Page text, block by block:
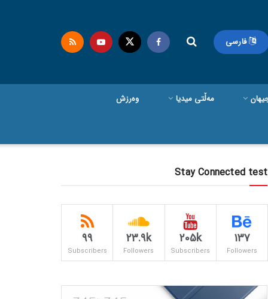
فارسی
مەڵتی میدیا وەرزش
Stay Connected test
137
Followers
205k
Subscribers
23.9k
Followers
99
Subscribers